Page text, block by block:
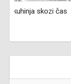
Prežihova